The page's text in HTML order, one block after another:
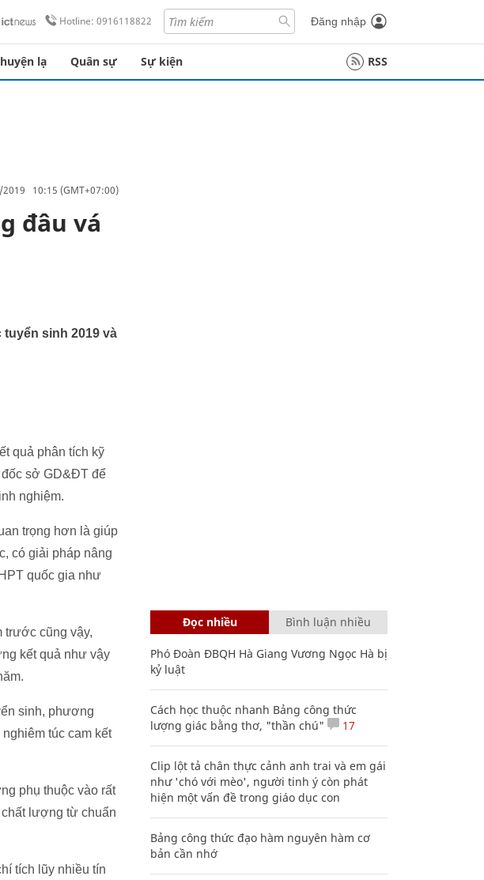
Hotline: 0916118822 Đăng nhập
lạ Quân sự Sự kiện RSS
10:15 (GMT+07:00)
đâu vá
sinh 2019 và
quả phân tích kỹ
đốc sở GD&ĐT để
nghiệm.
trọng hơn là giúp
có giải pháp nâng
quốc gia như
trước cũng vậy,
kết quả như vậy
sinh, phương
túc cam kết
phụ thuộc vào rất
chất lượng từ chuẩn
tích lũy nhiều tín
Đọc nhiều Bình luận nhiều
Phó Đoàn ĐBQH Hà Giang Vương Ngọc Hà bị
kỷ luật
Cách học thuộc nhanh Bảng công thức
lượng giác bằng thơ, "thần chú"
17
Clip lột tả chân thực cảnh anh trai và em gái
như 'chó với mèo', người tinh ý còn phát
hiện một vấn đề trong giáo dục con
Bảng công thức đạo hàm nguyên hàm cơ
bản cần nhớ